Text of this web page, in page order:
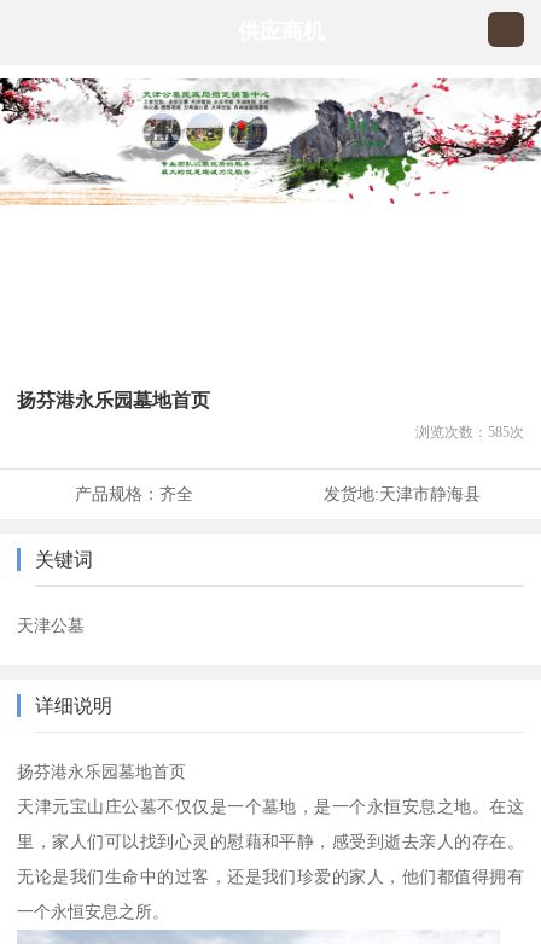
扬芬港永乐园墓地首页
浏览次数： 585次
产品规格： 齐全 发货地:天津市静海县
关键词
天津公墓
详细说明
扬芬港永乐园墓地首页
天津元宝山庄公墓不仅仅是一个墓地，是一个永恒安息之地。在这
里，家人们可以找到心灵的慰藉和平静，感受到逝去亲人的存在。
无论是我们生命中的过客，还是我们珍爱的家人，他们都值得拥有
一个永恒安息之所。